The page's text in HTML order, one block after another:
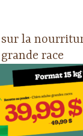
la
race